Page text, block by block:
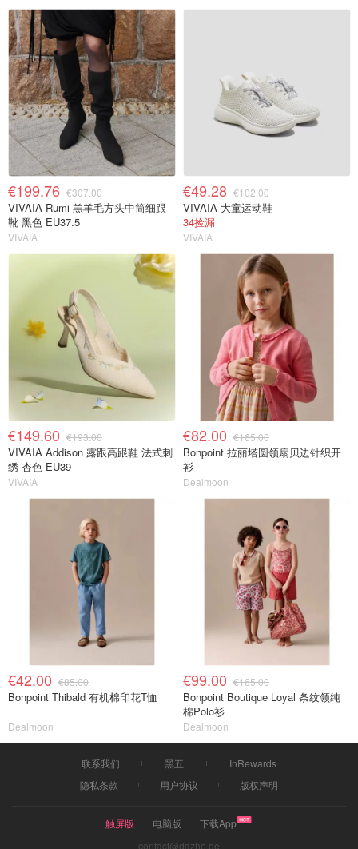
€199.76 €307.00
VIVAIA Rumi 羔羊毛方头中筒细跟
靴 黑色 EU37.5
VIVAIA
€49.28 €102.00
VIVAIA 大童运动鞋
34捡漏
VIVAIA
€149.60 €193.00
VIVAIA Addison 露跟高跟鞋 法式刺
绣 杏色 EU39
VIVAIA
€82.00 €165.00
Bonpoint 拉丽塔圆领扇贝边针织开
衫
Dealmoon
€42.00 €85.00
Bonpoint Thibald 有机棉印花T恤
Dealmoon
€99.00 €165.00
Bonpoint Boutique Loyal 条纹领纯
棉Polo衫
Dealmoon
联系我们 黑五
InRewards
隐私条款
用户协议 版权声明
触屏版 电脑版
下载App
contact@dazhe.de